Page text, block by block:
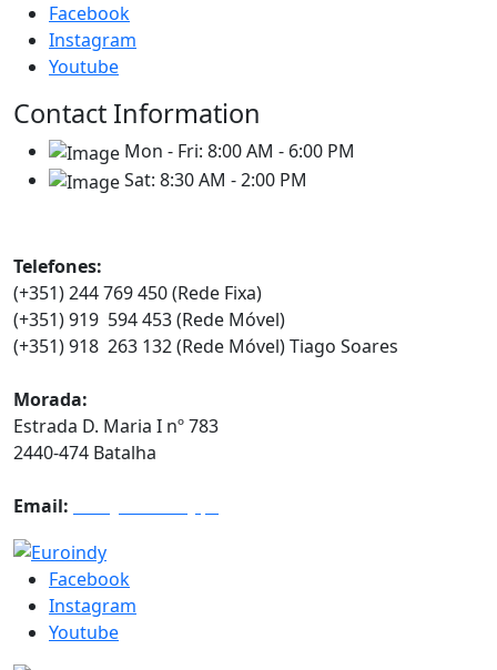
Facebook
Instagram
Youtube
Contact Information
Mon - Fri: 8:00 AM - 6:00 PM
Sat: 8:30 AM - 2:00 PM
Telefones:
(+351) 244 769 450 (Rede Fixa)
(+351) 919 594 453 (Rede Móvel)
(+351) 918 263 132 (Rede Móvel) Tiago Soares
Morada:
Estrada D. Maria I nº 783
2440-474 Batalha
Email:
Facebook
Instagram
Youtube